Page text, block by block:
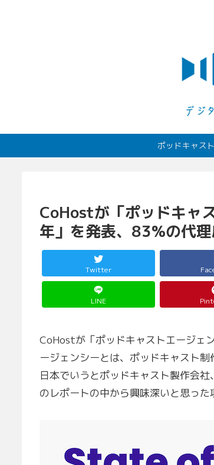
ポッドキャス
CoHostが「ポッドキャ
年」を発表、83%の代
Twitter
LINE
CoHostが「ポッドキャストエージェ
ージェンシーとは、ポッドキャスト
日本でいうとポッドキャスト製作会
のレポートの中から興味深いと思った